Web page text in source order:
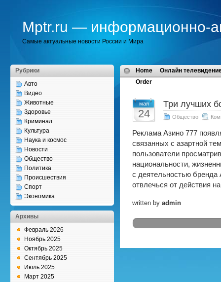
Mptr.ru — информационно-
Самые актуальные новости России и Мира
Рубрики
Авто
Видео
Животные
Здоровье
Криминал
Культура
Наука и космос
Новости
Общество
Политика
Происшествия
Спорт
Экономика
Архивы
Февраль 2026
Ноябрь 2025
Октябрь 2025
Сентябрь 2025
Июль 2025
Март 2025
Home
Онлайн
Order
мая
24
Три лучших
Общество
Реклама Азино 777
связанных с азартной
пользователи
национальности,
с деятельностью бренда
отвлечься от действия
written by admin